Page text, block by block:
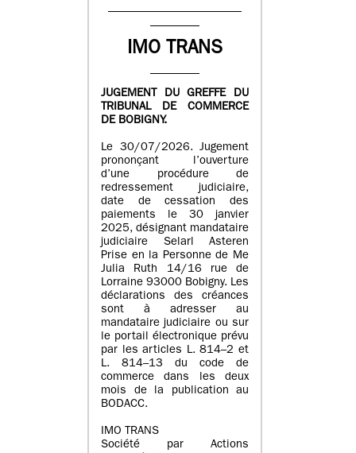
IMO TRANS
JUGEMENT DU GREFFE DU
TRIBUNAL DE COMMERCE
DE BOBIGNY.
Le 30/07/2026. Jugement
prononçant l’ouverture
d’une procédure de
redressement judiciaire,
date de cessation des
paiements le 30 janvier
2025, désignant mandataire
judiciaire Selarl Asteren
Prise en la Personne de Me
Julia Ruth 14/16 rue de
Lorraine 93000 Bobigny. Les
déclarations des créances
sont à adresser au
mandataire judiciaire ou sur
le portail électronique prévu
par les articles L. 814–2 et
L. 814–13 du code de
commerce dans les deux
mois de la publication au
BODACC.
IMO TRANS
Société par Actions